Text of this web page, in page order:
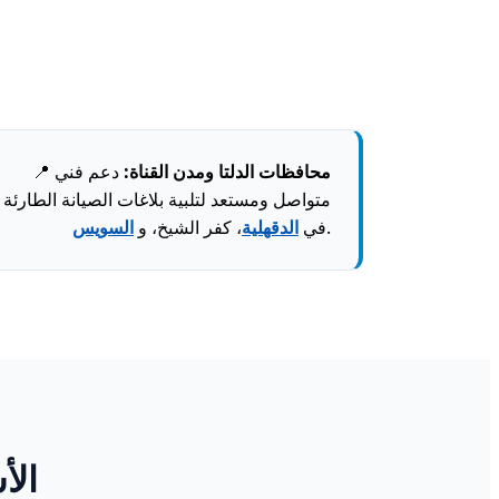
📍 محافظات الدلتا ومدن القناة: دعم فني
متواصل ومستعد لتلبية بلاغات الصيانة الطارئة
فيالدقهلية، كفر الشيخ، والسويس .